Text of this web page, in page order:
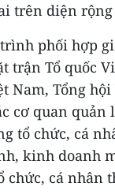
trên diện rộng
phối hợp
trận Tổ quốc
Nam, Tổng
cơ quan
tổ chức, cá
kinh doanh
chức, cá nhân